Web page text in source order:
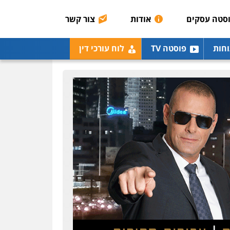
עסקים אודות צור קשר
פוסטה TV לוח עורכי דין
0506209859
עו"ד נעם שביט
פלילי פשיעה חמורה
הלבנת הון
פסיכיאטריה משפטית
0506216048
עו"ד אלון קריטי
פלילי כלכלי אלימות
סמים מעצרים
0525544654
עו"ד אייל בסרגליק
פלילי כלכלי צווארון לבן
עורכי דין לענייני אסירים
אזרחי נדל"ן / עסקים
0528488515